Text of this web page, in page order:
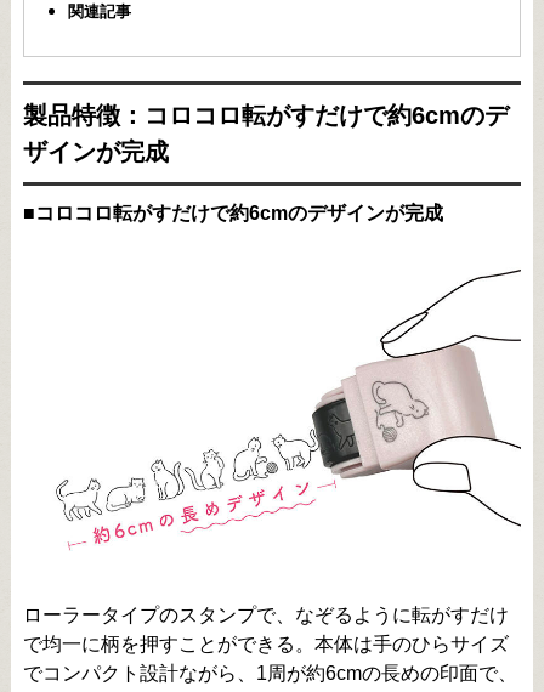
関連記事
製品特徴：コロコロ転がすだけで約6cmのデ
ザインが完成
■コロコロ転がすだけで約6cmのデザインが完成
ローラータイプのスタンプで、なぞるように転がすだけ
で均一に柄を押すことができる。本体は手のひらサイズ
でコンパクト設計ながら、1周が約6cmの長めの印面で、